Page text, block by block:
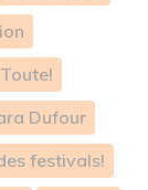
Dufour
festivals!